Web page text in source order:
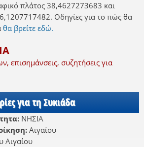
πλάτος 38,4627273683 και
Οδηγίες για το πώς θα
θα βρείτε εδώ.
επισημάνσεις, συζητήσεις για
για τη Συκιάδα
ΝΗΣΙΑ
Αιγαίου
Αιγαίου